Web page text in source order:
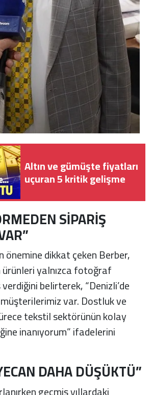
Altın ve gümüşte fiyatları
uçuran 5 kritik gelişme
SİPARİŞ
önemine dikkat çeken Berber,
ürünleri yalnızca fotoğraf
belirterek, “Denizli’de
müşterilerimiz var. Dostluk ve
tekstil sektörünün kolay
inanıyorum” ifadelerini
DAHA DÜŞÜKTÜ”